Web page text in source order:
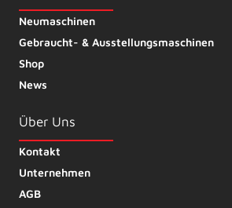
Neumaschinen
Gebraucht- & Ausstellungsmaschinen
Shop
News
Über Uns
Kontakt
Unternehmen
AGB